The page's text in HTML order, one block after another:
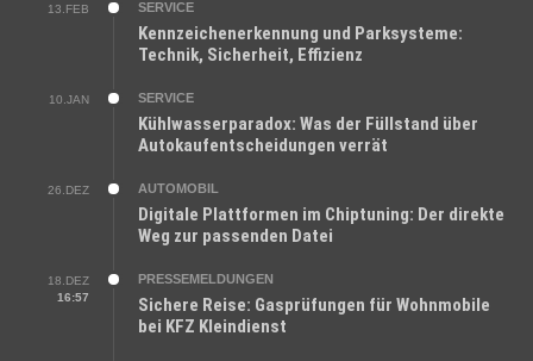
13.FEB SERVICE
Kennzeichenerkennung und Parksysteme:
Technik, Sicherheit, Effizienz
10.JAN SERVICE
Kühlwasserparadox: Was der Füllstand über
Autokaufentscheidungen verrät
26.DEZ AUTOMOBIL
Digitale Plattformen im Chiptuning: Der direkte
Weg zur passenden Datei
18.DEZ
16:57
PRESSEMELDUNGEN
Sichere Reise: Gasprüfungen für Wohnmobile
bei KFZ Kleindienst